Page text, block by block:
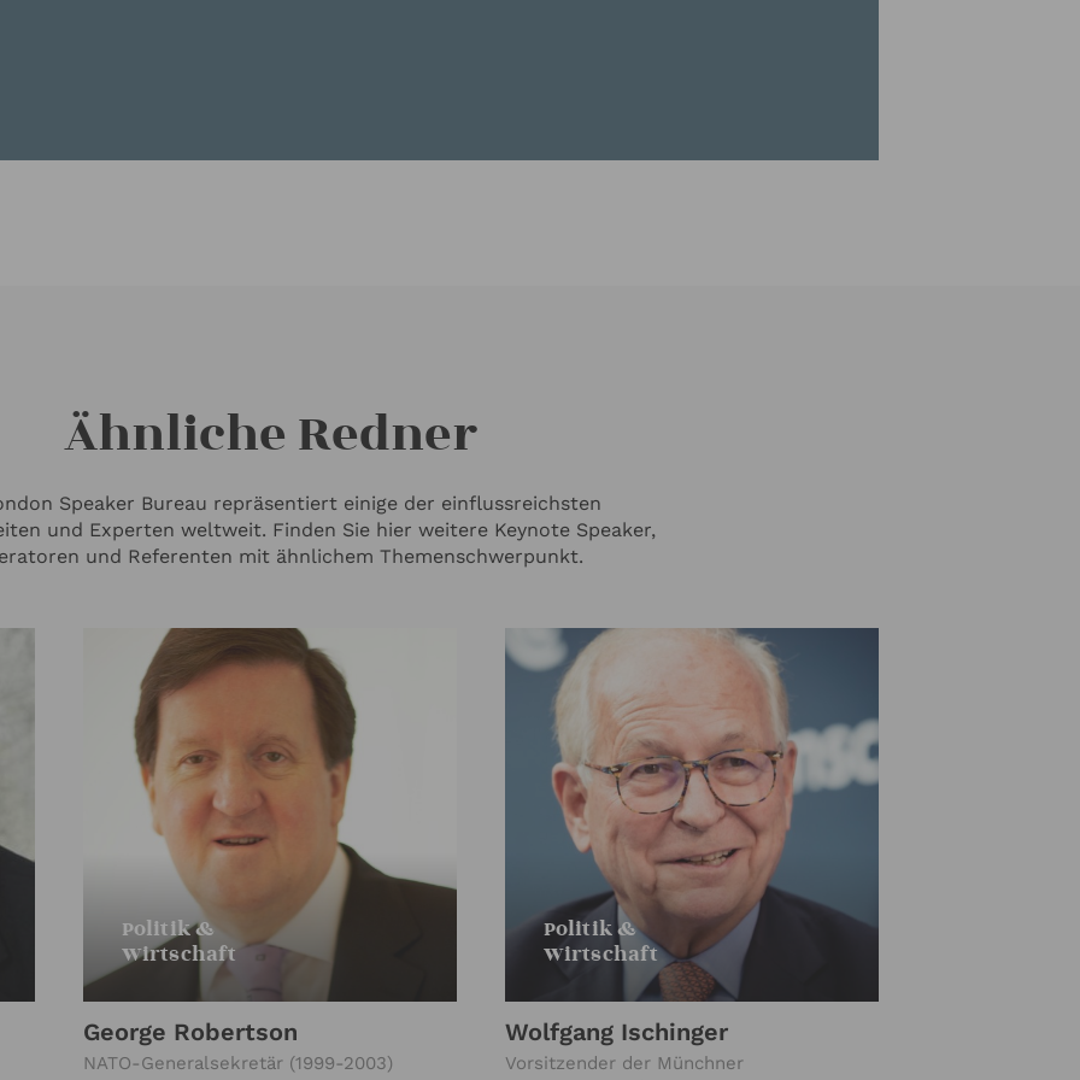
Ähnliche Redner
Speaker Bureau repräsentiert einige der einflussreichsten
und Experten weltweit. Finden Sie hier weitere Keynote Speaker,
und Referenten mit ähnlichem Themenschwerpunkt.
Politik &
Wirtschaft
George Robertson
NATO-Generalsekretär (1999-2003)
Politik &
Wirtschaft
Wolfgang Ischinger
Vorsitzender der Münchner